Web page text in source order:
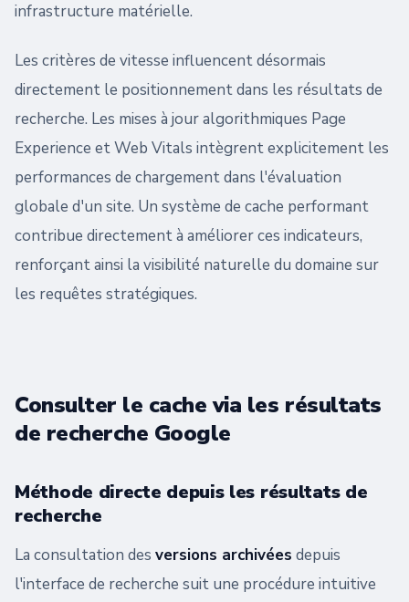
infrastructure matérielle.
Les critères de vitesse influencent désormais
directement le positionnement dans les résultats de
recherche. Les mises à jour algorithmiques Page
Experience et Web Vitals intègrent explicitement les
performances de chargement dans l'évaluation
globale d'un site. Un système de cache performant
contribue directement à améliorer ces indicateurs,
renforçant ainsi la visibilité naturelle du domaine sur
les requêtes stratégiques.
Consulter le cache via les résultats
de recherche Google
Méthode directe depuis les résultats de
recherche
La consultation des versions archivées depuis
l'interface de recherche suit une procédure intuitive